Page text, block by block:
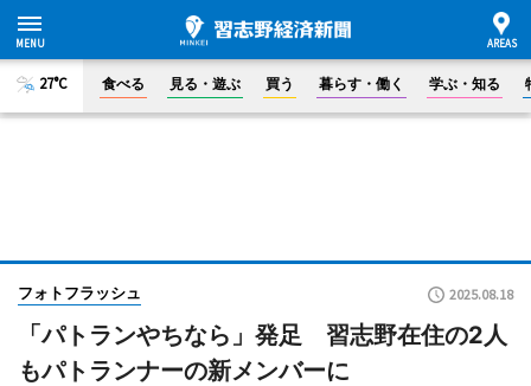
27°C 食べる 見る・遊ぶ 買う 暮らす・働く 学ぶ・知る
フォトフラッシュ 2025.08.18
「パトランやちなら」発足 習志野在住の2人
もパトランナーの新メンバーに